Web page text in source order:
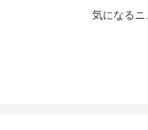
気になるニ